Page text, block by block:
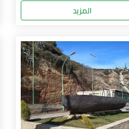
المزيد